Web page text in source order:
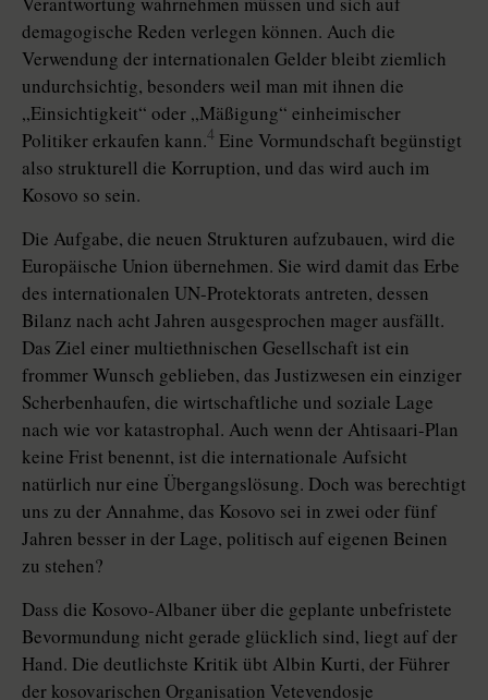
demagogische Reden verlegen können. Auch die
Verwendung der internationalen Gelder bleibt ziemlich
undurchsichtig, besonders weil man mit ihnen die
„Einsichtigkeit“ oder „Mäßigung“ einheimischer
Politiker erkaufen kann.4 Eine Vormundschaft begünstigt
also strukturell die Korruption, und das wird auch im
Kosovo so sein.
Die Aufgabe, die neuen Strukturen aufzubauen, wird die
Europäische Union übernehmen. Sie wird damit das Erbe
des internationalen UN-Protektorats antreten, dessen
Bilanz nach acht Jahren ausgesprochen mager ausfällt.
Das Ziel einer multiethnischen Gesellschaft ist ein
frommer Wunsch geblieben, das Justizwesen ein einziger
Scherbenhaufen, die wirtschaftliche und soziale Lage
nach wie vor katastrophal. Auch wenn der Ahtisaari-Plan
keine Frist benennt, ist die internationale Aufsicht
natürlich nur eine Übergangslösung. Doch was berechtigt
uns zu der Annahme, das Kosovo sei in zwei oder fünf
Jahren besser in der Lage, politisch auf eigenen Beinen
zu stehen?
Dass die Kosovo-Albaner über die geplante unbefristete
Bevormundung nicht gerade glücklich sind, liegt auf der
Hand. Die deutlichste Kritik übt Albin Kurti, der Führer
der kosovarischen Organisation Vetevendosje